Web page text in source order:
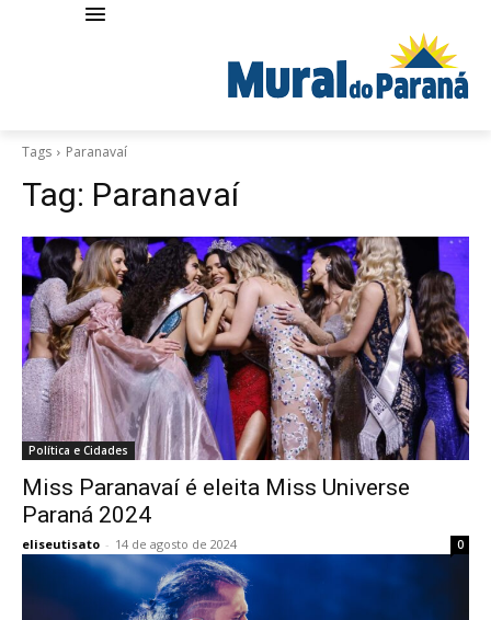
Tags Paranavaí
Tag: Paranavaí
Política e Cidades
Miss Paranavaí é eleita Miss Universe
Paraná 2024
eliseutisato - 14 de agosto de 2024 0